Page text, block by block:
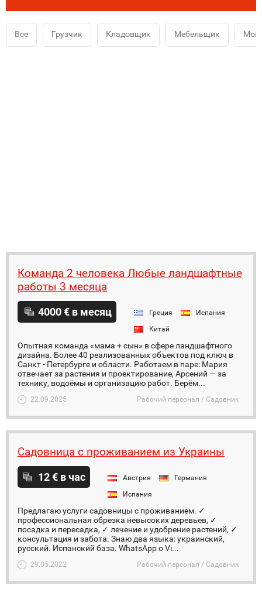
Все Грузчик Кладовщик Мебельщик
Команда 2 человека Любые ландшафтные
работы 3 месяца
4000 € в месяц Греция
Испания
Китай
Опытная команда «мама + сын» в сфере ландшафтного
дизайна. Более 40 реализованных объектов под ключ в
Санкт - Петербурге и области. Работаем в паре: Мария
отвечает за растения и проектирование, Арсений — за
технику, водоёмы и организацию работ. Берём...
22.09.2025 Рабочий персонал / Садовник
Садовница с проживанием из Украины
12 € в час Австрия
Германия
Испания
Предлагаю услуги садовницы с проживанием. ✓
профессиональная обрезка невысоких деревьев, ✓
посадка и пересадка, ✓ лечение и удобрение растений, ✓
консультация и забота. Знаю два языка: украинский,
русский. Испанский база. WhatsApp о Vi...
29.05.2022 Рабочий персонал / Садовник